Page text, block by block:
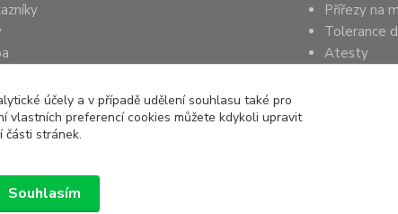
Přířezy na
Tolerance
Atesty
účely a v případě udělení souhlasu také pro
vlastních preferencí cookies můžete kdykoli upravit
části stránek.
Souhlasím